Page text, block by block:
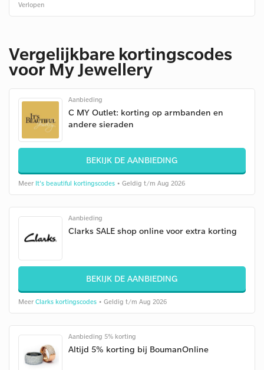
Verlopen
Vergelijkbare kortingscodes
voor My Jewellery
Aanbieding
C MY Outlet: korting op armbanden en
andere sieraden
BEKIJK DE AANBIEDING
Meer It's beautiful kortingscodes • Geldig t/m Aug 2026
Aanbieding
Clarks SALE shop online voor extra korting
BEKIJK DE AANBIEDING
Meer Clarks kortingscodes • Geldig t/m Aug 2026
Aanbieding 5% korting
Altijd 5% korting bij BoumanOnline